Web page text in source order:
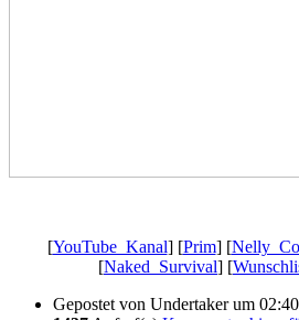
[YouTube_Kanal] [Prim] [
[Naked_Survival] [
Gepostet von Undertakerum